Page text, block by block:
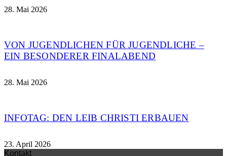
28. Mai 2026
VON JUGENDLICHEN FÜR JUGENDLICHE –
EIN BESONDERER FINALABEND
28. Mai 2026
INFOTAG: DEN LEIB CHRISTI ERBAUEN
23. April 2026
Kontakt